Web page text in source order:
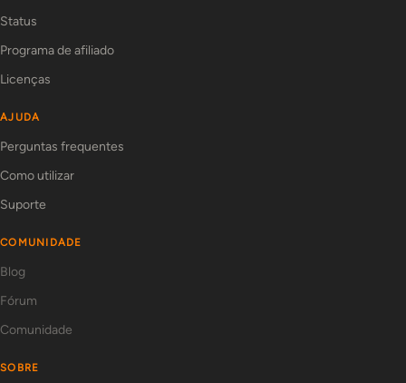
Status
Programa de afiliado
Licenças
AJUDA
Perguntas frequentes
Como utilizar
Suporte
COMUNIDADE
Blog
Fórum
Comunidade
SOBRE